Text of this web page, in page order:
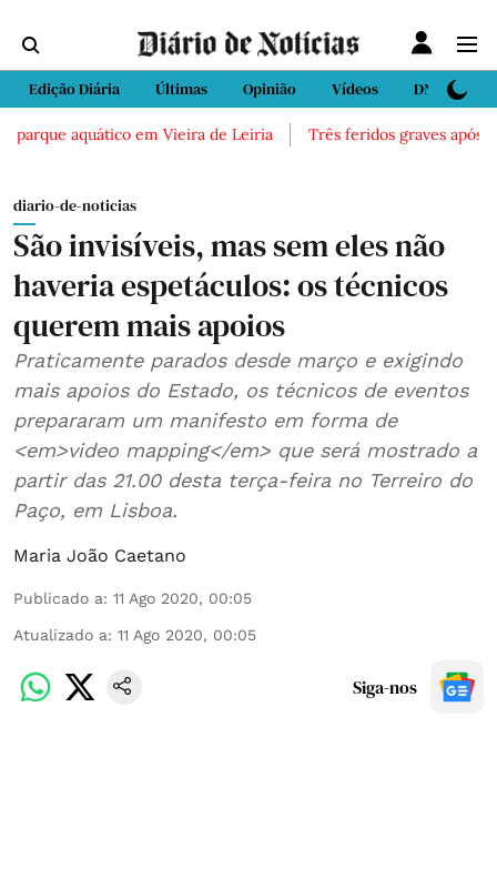
Edição Diária Últimas Opinião Vídeos DN Sport
aquático em Vieira de Leiria Três feridos graves após
diario-de-noticias
São invisíveis, mas sem eles não
haveria espetáculos: os técnicos
querem mais apoios
Praticamente parados desde março e exigindo
mais apoios do Estado, os técnicos de eventos
prepararam um manifesto em forma de
<em>video mapping</em> que será mostrado a
partir das 21.00 desta terça-feira no Terreiro do
Paço, em Lisboa.
Maria João Caetano
Publicado a: 11 Ago 2020, 00:05
Atualizado a: 11 Ago 2020, 00:05
Siga-nos